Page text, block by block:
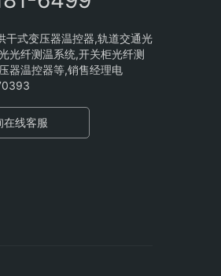
干式变压器温控器,轨道交通光
光纤测温系统,开关柜光纤测
器温控器等,销售经理电
在线客服